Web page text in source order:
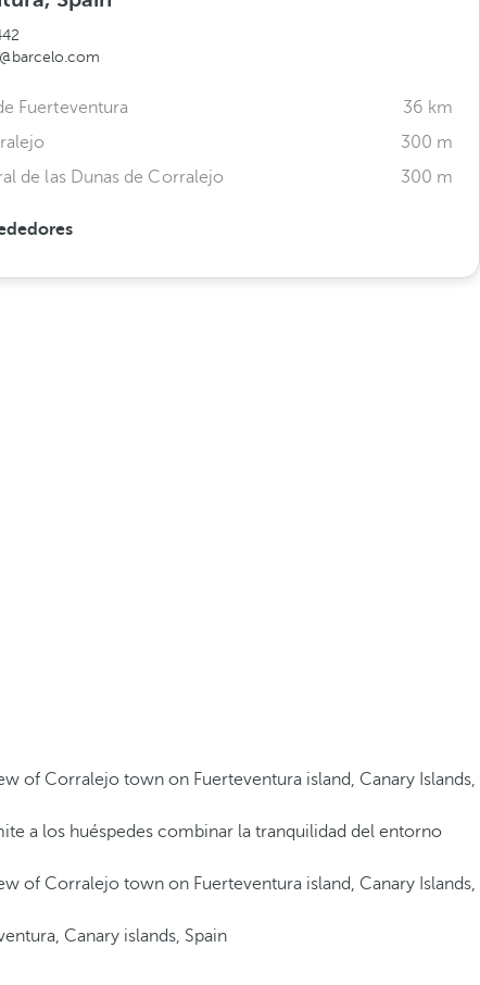
Fuerteventura
36 km
300 m
de las Dunas de Corralejo
300 m
a los huéspedes combinar la tranquilidad del entorno